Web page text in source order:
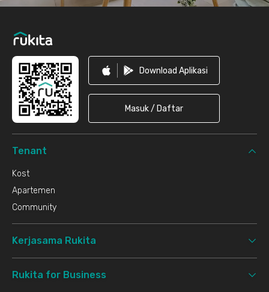
Download Aplikasi
Masuk / Daftar
Tenant
Kost
Apartemen
Community
Kerjasama Rukita
Rukita for Business